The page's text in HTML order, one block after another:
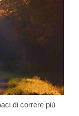
di correre più